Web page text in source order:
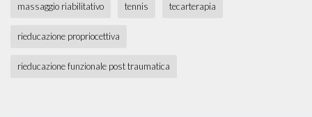
massaggio riabilitativo tennis tecarterapia
rieducazione propriocettiva
rieducazione funzionale post traumatica